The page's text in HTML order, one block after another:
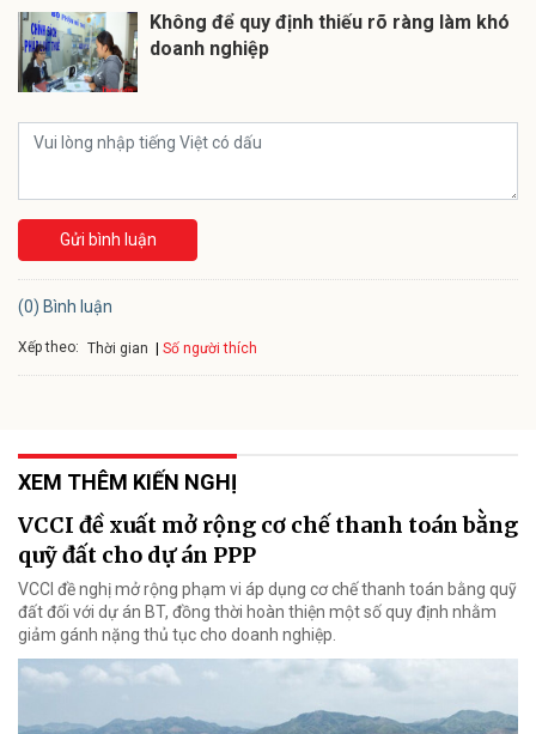
Không để quy định thiếu rõ ràng làm khó
doanh nghiệp
Gửi bình luận
(0) Bình luận
Xếp theo: Thời gian Số người thích
XEM THÊM KIẾN NGHỊ
VCCI đề xuất mở rộng cơ chế thanh toán bằng
quỹ đất cho dự án PPP
VCCI đề nghị mở rộng phạm vi áp dụng cơ chế thanh toán bằng quỹ
đất đối với dự án BT, đồng thời hoàn thiện một số quy định nhằm
giảm gánh nặng thủ tục cho doanh nghiệp.